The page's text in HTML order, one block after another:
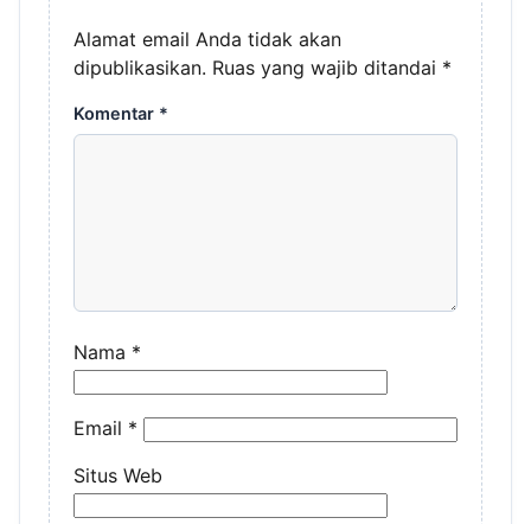
Alamat email Anda tidak akan
dipublikasikan. Ruas yang wajib ditandai *
Komentar *
Nama *
Email *
Situs Web